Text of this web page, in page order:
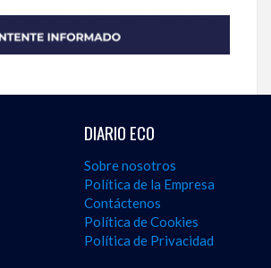
DIARIO ECO
Sobre nosotros
Política de la Empresa
Contáctenos
Política de Cookies
Política de Privacidad